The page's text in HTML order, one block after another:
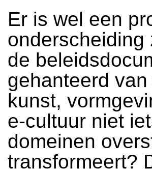
Er is wel een
onderscheiding
de
gehanteerd
kunst,
e-cultuur niet
domeinen
transformeert?